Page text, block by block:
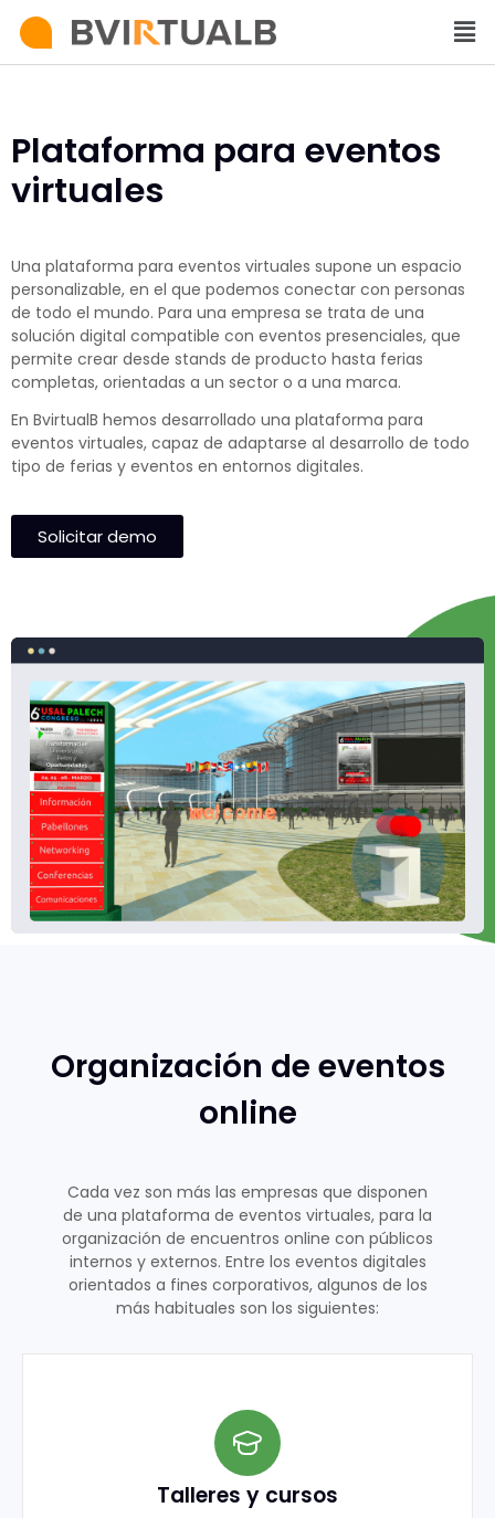
Plataforma para eventos
virtuales
Una plataforma para eventos virtuales supone un espacio
personalizable, en el que podemos conectar con personas
de todo el mundo. Para una empresa se trata de una
solución digital compatible con eventos presenciales, que
permite crear desde stands de producto hasta ferias
completas, orientadas a un sector o a una marca.
En BvirtualB hemos desarrollado una plataforma para
eventos virtuales, capaz de adaptarse al desarrollo de todo
tipo de ferias y eventos en entornos digitales.
Solicitar demo
Organización de eventos
online
Cada vez son más las empresas que disponen
de una plataforma de eventos virtuales, para la
organización de encuentros online con públicos
internos y externos. Entre los eventos digitales
orientados a fines corporativos, algunos de los
más habituales son los siguientes:
Talleres y cursos